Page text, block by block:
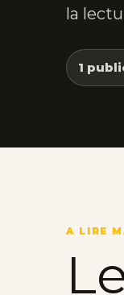
la
1
A LIRE